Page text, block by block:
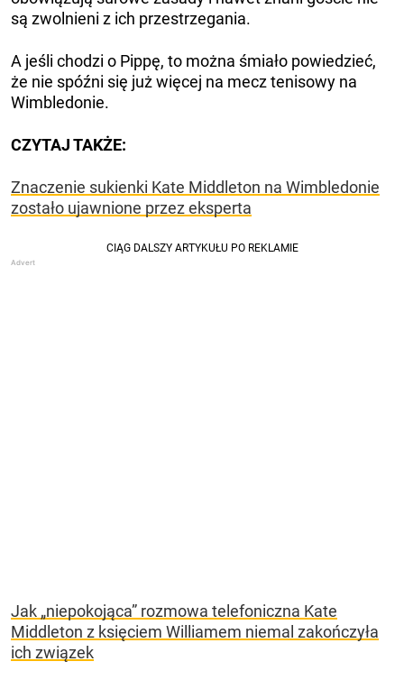
są zwolnieni z ich przestrzegania.
A jeśli chodzi o Pippę, to można śmiało powiedzieć,
że nie spóźni się już więcej na mecz tenisowy na
Wimbledonie.
CZYTAJ TAKŻE:
Znaczenie sukienki Kate Middleton na Wimbledonie
zostało ujawnione przez eksperta
Jak „niepokojąca” rozmowa telefoniczna Kate
Middleton z księciem Williamem niemal zakończyła
ich związek